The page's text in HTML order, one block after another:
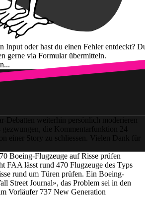
Input oder hast du einen Fehler entdeckt?
gerne via Formular übermitteln.
Debatten weiterhin persönlich moderieren
gezwungen, die Kommentarfunktion 24
einer Story zu schliessen. Vielen Dank für
Boeing-Flugzeuge auf Risse prüfen
FAA lässt rund 470 Flugzeuge des Typs
rund um Türen prüfen. Ein Boeing-
Street Journal», das Problem sei in den
Vorläufer 737 New Generation